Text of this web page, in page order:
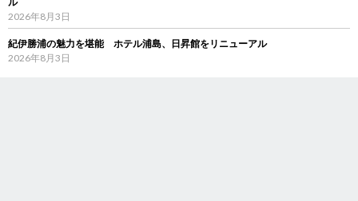
2026年8月3日
紀伊勝浦の魅力を堪能 ホテル浦島、日昇館をリニューアル
2026年8月3日